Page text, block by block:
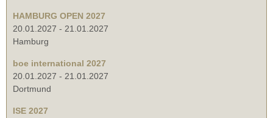
HAMBURG OPEN 2027
20.01.2027 - 21.01.2027
Hamburg
boe international 2027
20.01.2027 - 21.01.2027
Dortmund
ISE 2027